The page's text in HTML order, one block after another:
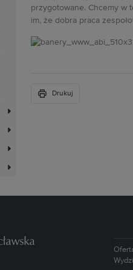
przygotowane. Chcemy w
im, że dobra praca
Drukuj